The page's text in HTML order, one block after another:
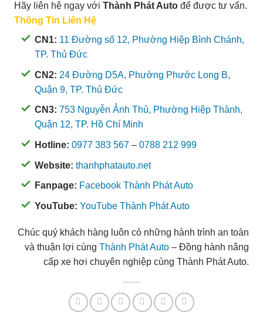
Hãy liên hệ ngay với Thành Phát Auto để được tư vấn.
Thông Tin Liên Hệ
CN1: 11 Đường số 12, Phường Hiệp Bình Chánh,
TP. Thủ Đức
CN2: 24 Đường D5A, Phường Phước Long B,
Quận 9, TP. Thủ Đức
CN3: 753 Nguyễn Ảnh Thủ, Phường Hiệp Thành,
Quận 12, TP. Hồ Chí Minh
Hotline: 0977 383 567 – 0788 212 999
Website: thanhphatauto.net
Fanpage: Facebook Thành Phát Auto
YouTube: YouTube Thành Phát Auto
Chúc quý khách hàng luôn có những hành trình an toàn
và thuận lợi cùng Thành Phát Auto – Đồng hành nâng
cấp xe hơi chuyên nghiệp cùng Thành Phát Auto.